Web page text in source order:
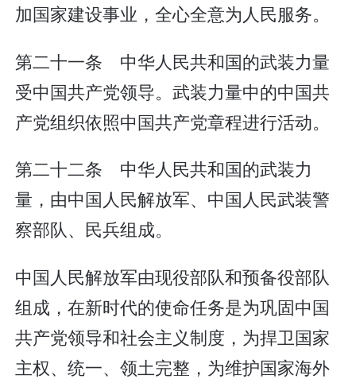
加国家建设事业，全心全意为人民服务。
第二十一条 中华人民共和国的武装力量
受中国共产党领导。武装力量中的中国共
产党组织依照中国共产党章程进行活动。
第二十二条 中华人民共和国的武装力
量，由中国人民解放军、中国人民武装警
察部队、民兵组成。
中国人民解放军由现役部队和预备役部队
组成，在新时代的使命任务是为巩固中国
共产党领导和社会主义制度，为捍卫国家
主权、统一、领土完整，为维护国家海外